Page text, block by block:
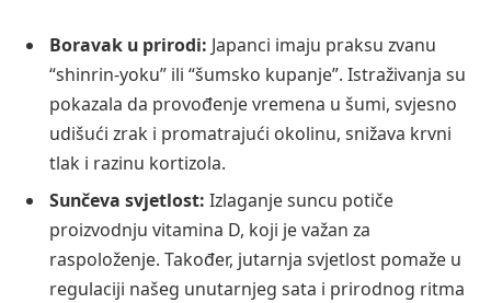
Boravak u prirodi: Japanci imaju praksu zvanu
“shinrin-yoku” ili “šumsko kupanje”. Istraživanja su
pokazala da provođenje vremena u šumi, svjesno
udišući zrak i promatrajući okolinu, snižava krvni
tlak i razinu kortizola.
Sunčeva svjetlost: Izlaganje suncu potiče
proizvodnju vitamina D, koji je važan za
raspoloženje. Također, jutarnja svjetlost pomaže u
regulaciji našeg unutarnjeg sata i prirodnog ritma